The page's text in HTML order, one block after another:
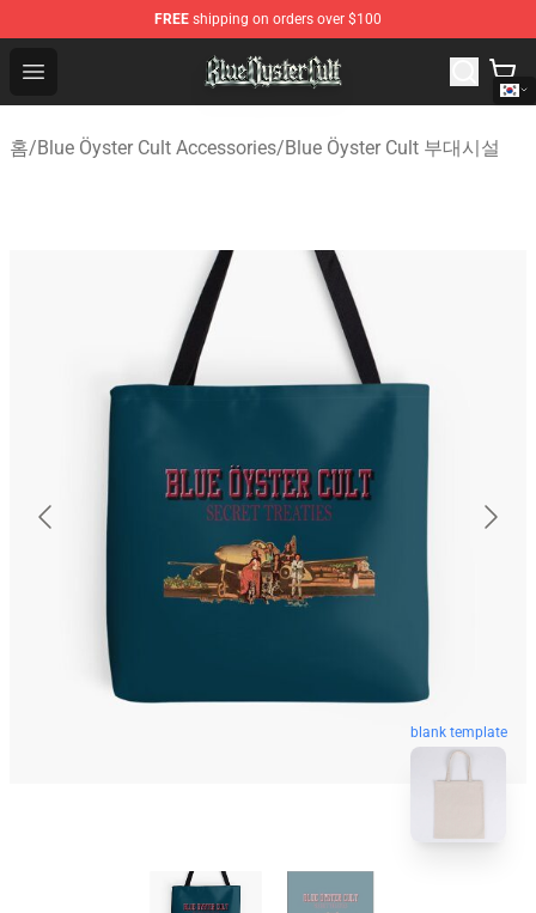
FREE shipping on orders over $100
Open menu
Blue Öyster Cult Store - Official Blue Öyster Cult
홈/Blue Öyster Cult Accessories/Blue Öyster Cult 부대시설
blank template